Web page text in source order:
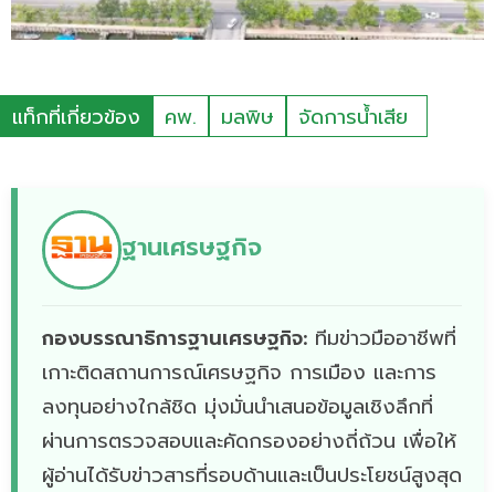
แท็กที่เกี่ยวข้อง คพ. มลพิษ จัดการน้ำเสีย
ฐานเศรษฐกิจ
กองบรรณาธิการฐานเศรษฐกิจ: ทีมข่าวมืออาชีพที่
เกาะติดสถานการณ์เศรษฐกิจ การเมือง และการ
ลงทุนอย่างใกล้ชิด มุ่งมั่นนำเสนอข้อมูลเชิงลึกที่
ผ่านการตรวจสอบและคัดกรองอย่างถี่ถ้วน เพื่อให้
ผู้อ่านได้รับข่าวสารที่รอบด้านและเป็นประโยชน์สูงสุด